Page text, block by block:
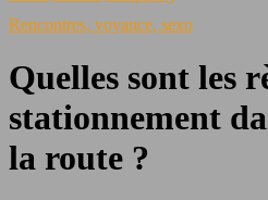
Rencontres, voyance, sexo
Quelles sont les
stationnement
la route ?